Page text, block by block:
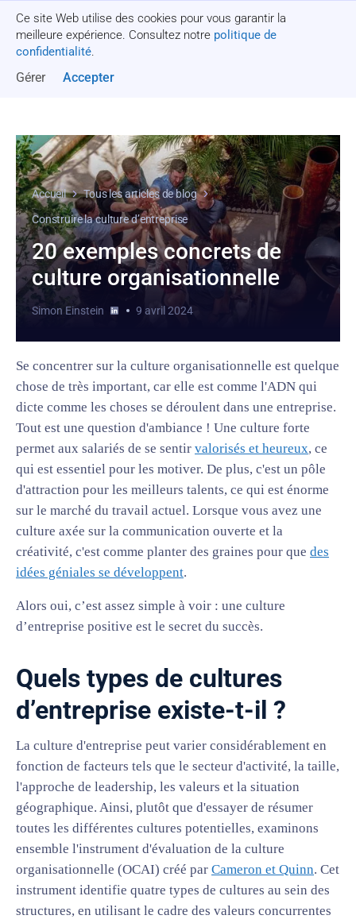
Ce site Web utilise des cookies pour vous garantir la
meilleure expérience. Consultez notre politique de
confidentialité.
Gérer Accepter
Obtenez un devis
Accueil
Tous les articles de blog
Construire la culture d’entreprise
20 exemples concrets de
culture organisationnelle
Simon Einstein 9 avril 2024
Se concentrer sur la culture organisationnelle est quelque
chose de très important, car elle est comme l'ADN qui
dicte comme les choses se déroulent dans une entreprise.
Tout est une question d'ambiance ! Une culture forte
permet aux salariés de se sentir valorisés et heureux, ce
qui est essentiel pour les motiver. De plus, c'est un pôle
d'attraction pour les meilleurs talents, ce qui est énorme
sur le marché du travail actuel. Lorsque vous avez une
culture axée sur la communication ouverte et la
créativité, c'est comme planter des graines pour que des
idées géniales se développent.
Alors oui, c’est assez simple à voir : une culture
d’entreprise positive est le secret du succès.
Quels types de cultures
d’entreprise existe-t-il ?
La culture d'entreprise peut varier considérablement en
fonction de facteurs tels que le secteur d'activité, la taille,
l'approche de leadership, les valeurs et la situation
géographique. Ainsi, plutôt que d'essayer de résumer
toutes les différentes cultures potentielles, examinons
ensemble l'instrument d'évaluation de la culture
organisationnelle (OCAI) créé par Cameron et Quinn. Cet
instrument identifie quatre types de cultures au sein des
structures, en utilisant le cadre des valeurs concurrentes